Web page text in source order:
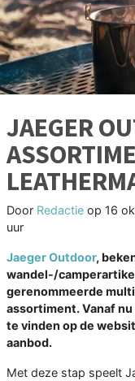
JAEGER
Door Redactie op 16
uur
Jaeger Outdoor,
wandel-/
gerenommeerde
assortiment. Vanaf
te vinden op de
aanbod.
Met deze stap speelt